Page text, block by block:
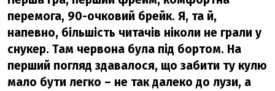
перемога, 90-очковий брейк. Я, та й,
напевно, більшість читачів ніколи не грали у
снукер. Там червона була під бортом. На
перший погляд здавалося, що забити ту кулю
мало бути легко – не так далеко до лузи, а